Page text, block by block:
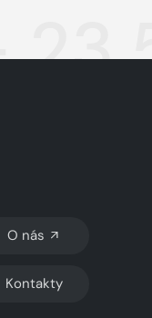
SVĚTLÝ/TMAVÝ REŽIM
O nás
Kontakty